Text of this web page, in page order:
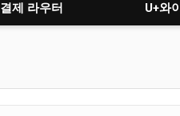
결제 라우터 U+와